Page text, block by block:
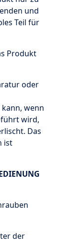
und
Teil für
Produkt
oder
wenn
wird,
Das
ist
der